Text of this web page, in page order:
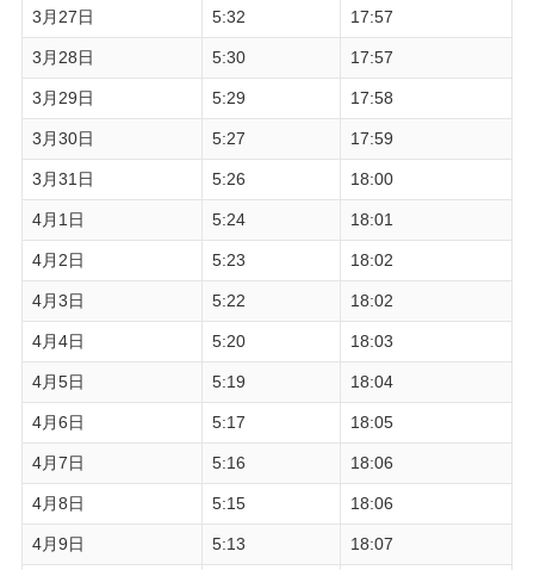
3月27日 5:32 17:57
3月28日 5:30 17:57
3月29日 5:29 17:58
3月30日 5:27 17:59
3月31日 5:26 18:00
4月1日 5:24 18:01
4月2日 5:23 18:02
4月3日 5:22 18:02
4月4日 5:20 18:03
4月5日 5:19 18:04
4月6日 5:17 18:05
4月7日 5:16 18:06
4月8日 5:15 18:06
4月9日 5:13 18:07